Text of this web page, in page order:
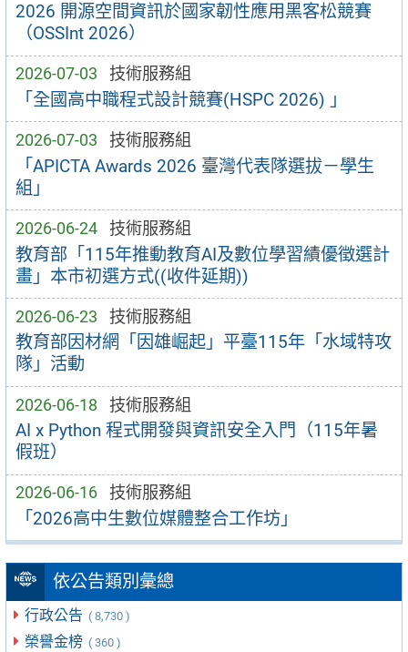
2026 開源空間資訊於國家韌性應用黑客松競賽
（OSSInt 2026）
2026-07-03 技術服務組
「全國高中職程式設計競賽(HSPC 2026) 」
2026-07-03 技術服務組
「APICTA Awards 2026 臺灣代表隊選拔－學生
組」
2026-06-24 技術服務組
教育部「115年推動教育AI及數位學習績優徵選計
畫」本市初選方式((收件延期))
2026-06-23 技術服務組
教育部因材網「因雄崛起」平臺115年「水域特攻
隊」活動
2026-06-18 技術服務組
AI x Python 程式開發與資訊安全入門（115年暑
假班）
2026-06-16 技術服務組
「2026高中生數位媒體整合工作坊」
依公告類別彙總
行政公告 ( 8,730 )
榮譽金榜 ( 360 )